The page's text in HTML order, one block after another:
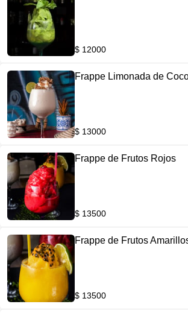
$ 12000
Frappe Limonada de
$ 13000
Frappe de Frutos Rojos
$ 13500
Frappe de Frutos
$ 13500